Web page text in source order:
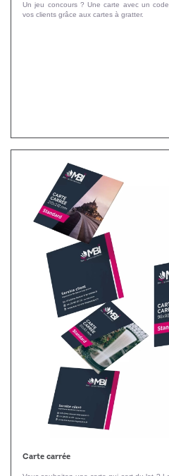
Un jeu concours ? Une carte avec un
vos clients grâce aux cartes à gratter.
Carte carrée